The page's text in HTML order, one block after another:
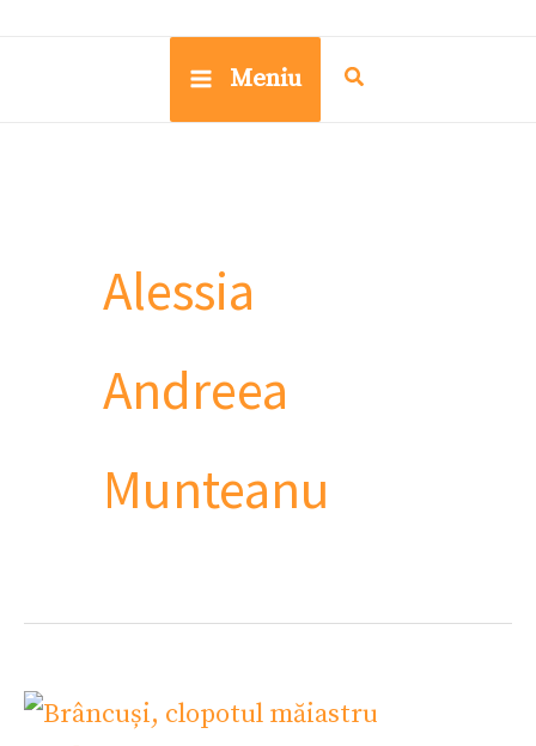
Meniu
Alessia
Andreea
Munteanu